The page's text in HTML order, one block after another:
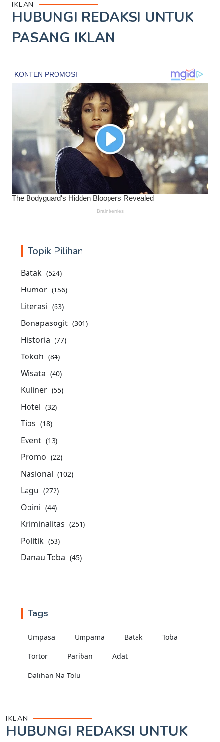
IKLAN
HUBUNGI REDAKSI UNTUK
PASANG IKLAN
Topik Pilihan
Batak (524)
Humor (156)
Literasi (63)
Bonapasogit (301)
Historia (77)
Tokoh (84)
Wisata (40)
Kuliner (55)
Hotel (32)
Tips (18)
Event (13)
Promo (22)
Nasional (102)
Lagu (272)
Opini (44)
Kriminalitas (251)
Politik (53)
Danau Toba (45)
Tags
Umpasa Umpama Batak Toba
Tortor Pariban Adat
Dalihan Na Tolu
IKLAN
HUBUNGI REDAKSI UNTUK